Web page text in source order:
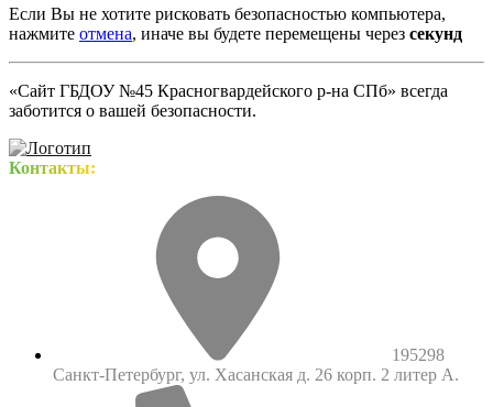
Если Вы не хотите рисковать безопасностью компьютера,
нажмите отмена, иначе вы будете перемещены через секунд
«Сайт ГБДОУ №45 Красногвардейского р-на СПб» всегда
заботится о вашей безопасности.
Контакты:
195298
Санкт-Петербург, ул. Хасанская д. 26 корп. 2 литер А.